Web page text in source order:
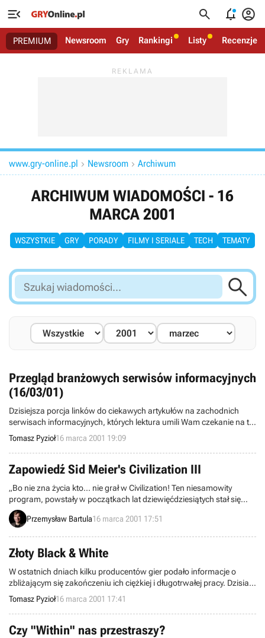
   
PREMIUM Newsroom Gry Rankingi Listy Recenzje
www.gry-online.pl  Newsroom  Archiwum
ARCHIWUM WIADOMOŚCI - 16
MARCA 2001
WSZYSTKIE GRY PORADY FILMY I SERIALE TECH TEMATY
Szukaj
wiadomości...

Przegląd branżowych serwisów informacyjnych
(16/03/01)
Dzisiejsza porcja linków do ciekawych artykułów na zachodnich
serwisach informacyjnych, których lektura umili Wam czekanie na te
najciekawsze tytuły.
Tomasz Pyzioł16 marca 2001 19:09
Zapowiedź Sid Meier's Civilization III
„Bo nie zna życia kto... nie grał w Civilization! Ten niesamowity
program, powstały w początkach lat dziewięćdziesiątych stał się
przebojem tak wielkim, że jego popularność można porównać tylko
do kilku innych tytułów, a już na pewno nigdy nie powstała równie
Przemysław Bartula16 marca 2001 17:51
Złoty Black & White
W ostatnich dniach kilku producentów gier podało informacje o
zbliżającym się zakończeniu ich ciężkiej i długotrwałej pracy. Dzisiaj
zespół Lionhead Sudios poinformował, że po trzyletniej pracy na
Black & White, dzisiaj ich gra weszła w fazę Gold.
Tomasz Pyzioł16 marca 2001 17:41
Czy "Within" nas przestraszy?